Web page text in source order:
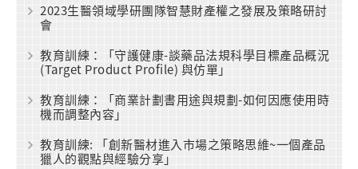
2023生醫領域學研團隊智慧財產權之發展及策略研討
會
教育訓練：「守護健康-談藥品法規科學目標產品概況
(Target Product Profile) 與仿單」
教育訓練：「商業計劃書用途與規劃-如何因應使用時
機而調整內容」
教育訓練: 「創新醫材進入市場之策略思維~一個產品
獵人的觀點與經驗分享」